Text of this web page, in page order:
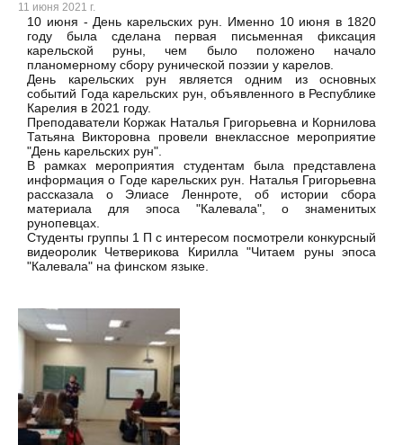
11 июня 2021 г.
10 июня - День карельских рун. Именно 10 июня в 1820
году была сделана первая письменная фиксация
карельской руны, чем было положено начало
планомерному сбору рунической поэзии у карелов.
День карельских рун является одним из основных
событий Года карельских рун, объявленного в Республике
Карелия в 2021 году.
Преподаватели Коржак Наталья Григорьевна и Корнилова
Татьяна Викторовна провели внеклассное мероприятие
"День карельских рун".
В рамках мероприятия студентам была представлена
информация о Годе карельских рун. Наталья Григорьевна
рассказала о Элиасе Леннроте, об истории сбора
материала для эпоса "Калевала", о знаменитых
рунопевцах.
Студенты группы 1 П с интересом посмотрели конкурсный
видеоролик Четверикова Кирилла "Читаем руны эпоса
"Калевала" на финском языке.